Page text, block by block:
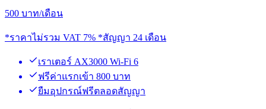
500 บาท/เดือน
*ราคาไม่รวม VAT 7% *สัญญา 24 เดือน
เราเตอร์ AX3000 Wi-Fi 6
ฟรีค่าแรกเข้า 800 บาท
ยืมอุปกรณ์ฟรีตลอดสัญญา